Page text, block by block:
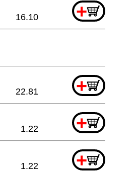
+
16.10
+
22.81
+
1.22
+
1.22